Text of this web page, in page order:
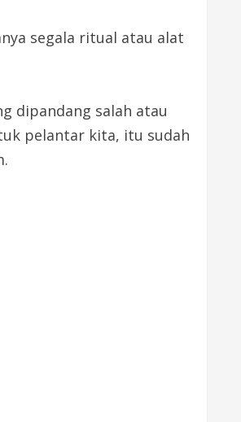
segala ritual atau alat
dipandang salah atau
pelantar kita, itu sudah